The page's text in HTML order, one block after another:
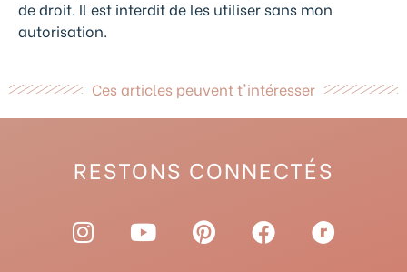
de droit. Il est interdit de les utiliser sans mon
autorisation.
Ces articles peuvent t'intéresser
RESTONS CONNECTÉS
I
n
Y
o
P
i
F
a
R
a